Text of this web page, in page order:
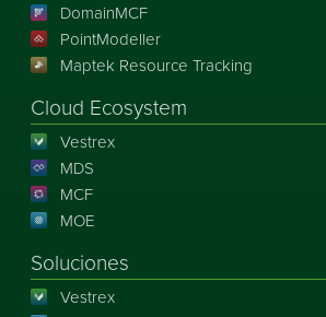
DomainMCF
PointModeller
Maptek Resource Tracking
Cloud Ecosystem
Vestrex
MDS
MCF
MOE
Soluciones
Vestrex